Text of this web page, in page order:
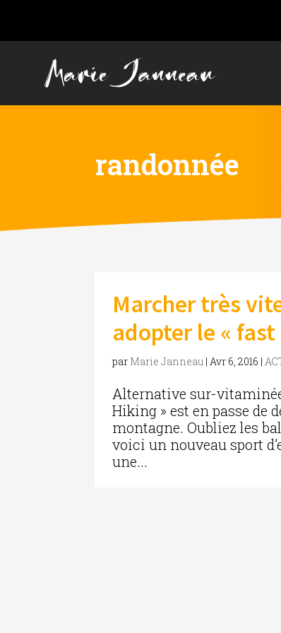
randonnée
Marcher très
adopter le «
par Marie Janneau |Avr 6, 2016 |
Alternative sur-
Hiking » est en passe de
montagne. Oubliez les
voici un nouveau sport
une...